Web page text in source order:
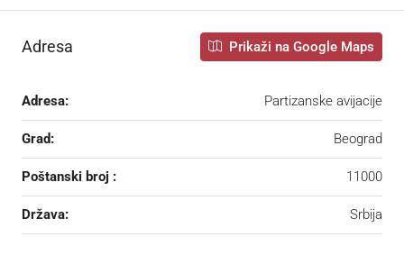
Adresa Prikaži na Google Maps
Adresa: Partizanske avijacije
Grad: Beograd
Poštanski broj : 11000
Država: Srbija